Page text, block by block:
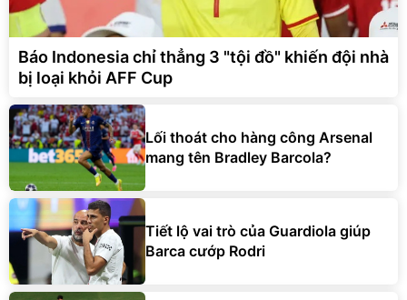
Báo Indonesia chỉ thẳng 3 "tội đồ" khiến đội nhà
bị loại khỏi AFF Cup
Lối thoát cho hàng công Arsenal
mang tên Bradley Barcola?
Tiết lộ vai trò của Guardiola giúp
Barca cướp Rodri